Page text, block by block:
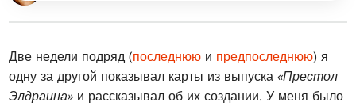
Две недели подряд (последнюю и предпоследнюю) я
одну за другой показывал карты из выпуска«Престол
Элдраина» и рассказывал об их создании. У меня было